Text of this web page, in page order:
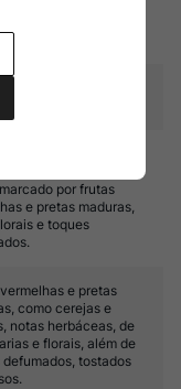
francês
por frutas
e pretas maduras,
e toques
e pretas
como cerejas e
notas herbáceas, de
e florais, além de
tostados